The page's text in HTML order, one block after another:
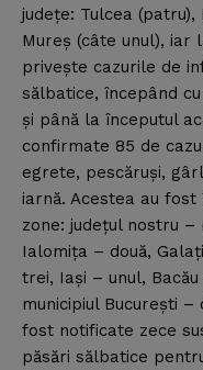
judeţe: Tulcea (patru),
Mureş (câte unul), iar
priveşte cazurile de
sălbatice, începând
şi până la începutul
confirmate 85 de
egrete, pescăruşi,
iarnă. Acestea au
zone: judeţul nostru –
Ialomiţa – două,
trei, Iaşi – unul,
municipiul Bucureşti –
fost notificate zece
păsări sălbatice